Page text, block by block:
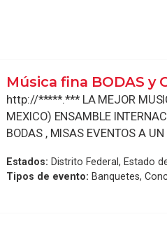
Música fina BODAS y
http://*****.*** LA MEJOR
MEXICO) ENSAMBLE
BODAS , MISAS EVENTOS A
Estados: Distrito Federal, Estado
Tipos de evento: Banquetes,